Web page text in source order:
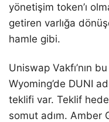
yönetişim token’ı
getiren varlığa
hamle gibi.
Uniswap Vakfı’nın
Wyoming’de DUNI
teklifi var. Teklif
somut adım. Amber